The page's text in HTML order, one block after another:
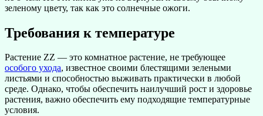
зеленому цвету, так как это солнечные ожоги.
Требования к температуре
Растение ZZ — это комнатное растение, не требующее
особого ухода, известное своими блестящими зелеными
листьями и способностью выживать практически в любой
среде. Однако, чтобы обеспечить наилучший рост и здоровье
растения, важно обеспечить ему подходящие температурные
условия.